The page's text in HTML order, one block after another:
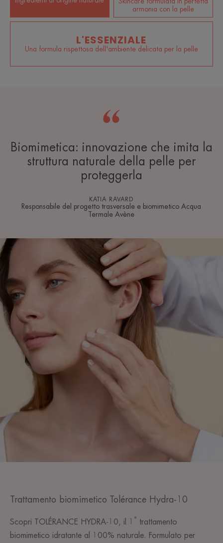
armonia con la pelle
L'ESSENZIALE
Una formula rispettosa dell'ambiente delicata per la pelle
Biomimetica: innovazione che imita la
struttura naturale della pelle per
proteggerla
KATIA RAVARD
Responsabile del progetto trasversale e biomimetico Acqua
Termale Avène
Trattamento biomimetico Tolérance Hydra-10
Scopri TOLÉRANCE HYDRA-10, il 1 ° trattamento
biomimetico idratante al 100% naturale. Formulato per